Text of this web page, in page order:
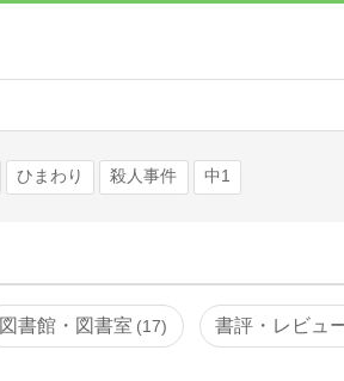
ひまわり 殺人事件 中1
図書館・図書室 17 書評・レビュ